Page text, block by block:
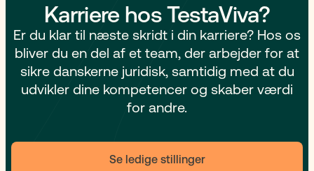
Karriere hos TestaViva?
Er du klar til næste skridt i din karriere? Hos os
bliver du en del af et team, der arbejder for at
sikre danskerne juridisk, samtidig med at du
udvikler dine kompetencer og skaber værdi
for andre.
Se ledige stillinger